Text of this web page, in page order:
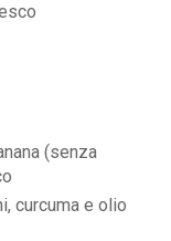
(senza
curcuma e olio